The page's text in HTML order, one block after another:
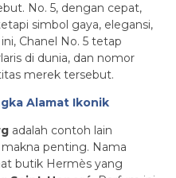
No. 5, dengan cepat,
simbol gaya, elegansi,
Chanel No. 5 tetap
di dunia, dan nomor
merek tersebut.
Alamat Ikonik
adalah contoh lain
penting. Nama
butik Hermès yang